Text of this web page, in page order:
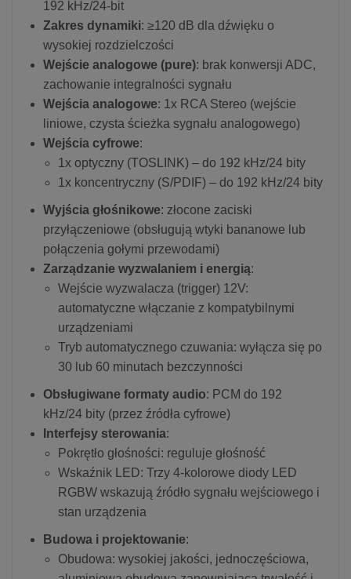
192 kHz/24-bit
Zakres dynamiki: ≥120 dB dla dźwięku o
wysokiej rozdzielczości
Wejście analogowe (pure): brak konwersji ADC,
zachowanie integralności sygnału
Wejścia analogowe: 1x RCA Stereo (wejście
liniowe, czysta ścieżka sygnału analogowego)
Wejścia cyfrowe:
1x optyczny (TOSLINK) – do 192 kHz/24 bity
1x koncentryczny (S/PDIF) – do 192 kHz/24 bity
Wyjścia głośnikowe: złocone zaciski
przyłączeniowe (obsługują wtyki bananowe lub
połączenia gołymi przewodami)
Zarządzanie wyzwalaniem i energią:
Wejście wyzwalacza (trigger) 12V:
automatyczne włączanie z kompatybilnymi
urządzeniami
Tryb automatycznego czuwania: wyłącza się po
30 lub 60 minutach bezczynności
Obsługiwane formaty audio: PCM do 192
kHz/24 bity (przez źródła cyfrowe)
Interfejsy sterowania:
Pokrętło głośności: reguluje głośność
Wskaźnik LED: Trzy 4-kolorowe diody LED
RGBW wskazują źródło sygnału wejściowego i
stan urządzenia
Budowa i projektowanie:
Obudowa: wysokiej jakości, jednoczęściowa,